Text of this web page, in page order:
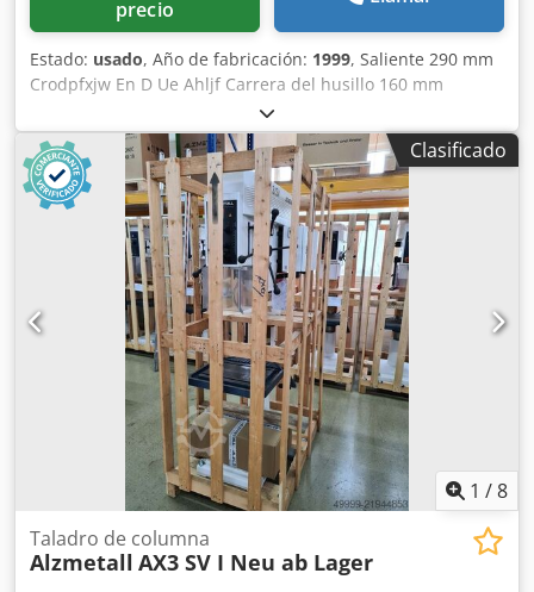
precio
Estado: usado, Año de fabricación: 1999, Saliente 290 mm
Crodpfxjw En D Ue Ahljf Carrera del husillo 160 mm
Potencia total necesaria 1,9 kW ¡La descripción seguirá!
Clasificado
1 /8
Taladro de columna
Alzmetall AX3 SV I Neu ab Lager